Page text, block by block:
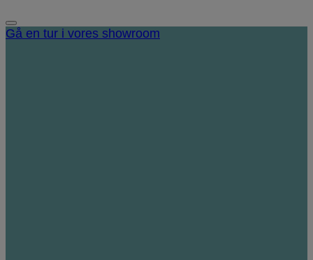
Gå en tur i vores showroom